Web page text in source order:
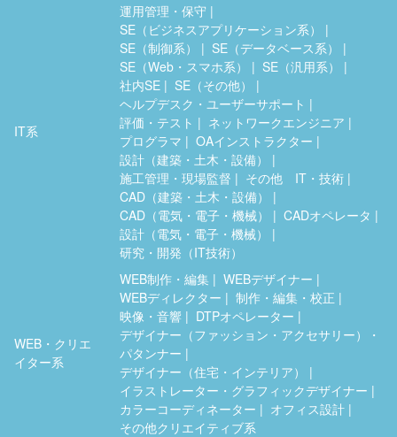
IT系
運用管理・保守
SE（ビジネスアプリケーション系）
SE（制御系）
SE（データベース系）
SE（Web・スマホ系）
SE（汎用系）
社内SE
SE（その他）
ヘルプデスク・ユーザーサポート
評価・テスト
ネットワークエンジニア
プログラマ
OAインストラクター
設計（建築・土木・設備）
施工管理・現場監督
その他 IT・技術
CAD（建築・土木・設備）
CAD（電気・電子・機械）
CADオペレータ
設計（電気・電子・機械）
研究・開発（IT技術）
WEB・クリエ
イター系
WEB制作・編集
WEBデザイナー
WEBディレクター
制作・編集・校正
映像・音響
DTPオペレーター
デザイナー（ファッション・アクセサリー）・
パタンナー
デザイナー（住宅・インテリア）
イラストレーター・グラフィックデザイナー
カラーコーディネーター
オフィス設計
その他クリエイティブ系